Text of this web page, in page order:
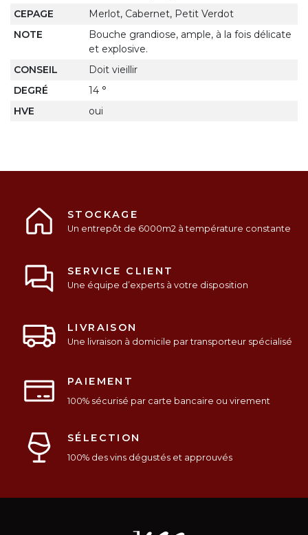
CEPAGE
Merlot, Cabernet, Petit Verdot
NOTE
Bouche grandiose, ample, à la fois délicate
et explosive.
CONSEIL
Doit vieillir
DEGRÉ
14 °
HVE
oui
STOCKAGE
Un entrepôt de 6000m2 à température constante
SERVICE CLIENT
Une équipe d’experts à votre disposition
LIVRAISON
Une livraison à domicile par transporteur spécialisé
PAIEMENT
100% sécurisé par carte bancaire ou virement
SÉLECTION
100% des vins dégustés et approuvés